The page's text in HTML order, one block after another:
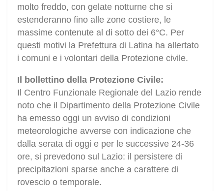
molto freddo, con gelate notturne che si
estenderanno fino alle zone costiere, le
massime contenute al di sotto dei 6°C. Per
questi motivi la Prefettura di Latina ha allertato
i comuni e i volontari della Protezione civile.
Il bollettino della Protezione Civile:
Il Centro Funzionale Regionale del Lazio rende
noto che il Dipartimento della Protezione Civile
ha emesso oggi un avviso di condizioni
meteorologiche avverse con indicazione che
dalla serata di oggi e per le successive 24-36
ore, si prevedono sul Lazio: il persistere di
precipitazioni sparse anche a carattere di
rovescio o temporale.